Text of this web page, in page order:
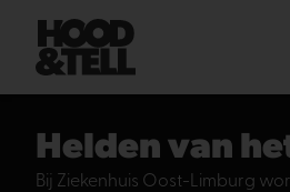
Helden van
Bij Ziekenhuis Oost-Limburg